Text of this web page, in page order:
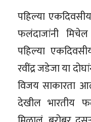
पहिल्या
फलंदाजांनी मिचेल
पहिल्या
रवींद्र जडेजा या
विजय साकारता
देखील भारतीय